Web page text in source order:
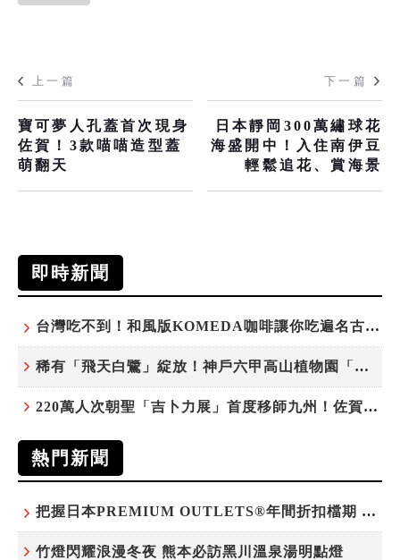
上一篇
寶可夢人孔蓋首次現身
佐賀！3款喵喵造型蓋
萌翻天
下一篇
日本靜岡300萬繡球花
海盛開中！入住南伊豆
輕鬆追花、賞海景
即時新聞
台灣吃不到！和風版KOMEDA咖啡讓你吃遍名古屋在地美食
稀有「飛天白鷺」綻放！神戶六甲高山植物園「鷺草」珍貴現身
220萬人次朝聖「吉卜力展」首度移師九州！佐賀站早鳥平日套票8/10搶先開賣
熱門新聞
把握日本PREMIUM OUTLETS®年間折扣檔期 越買越划算
竹燈閃耀浪漫冬夜 熊本必訪黑川溫泉湯明點燈